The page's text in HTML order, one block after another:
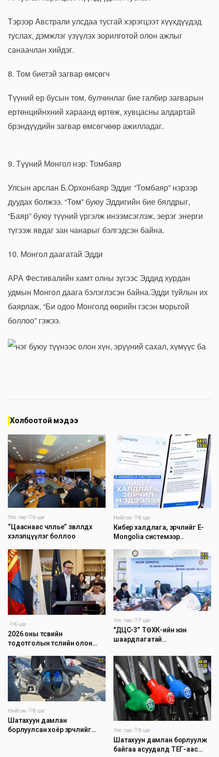
Тэрээр Австрали улсдаа тусгай хэрэгцээт хүүхдүүдэд
туслах, дэмжлэг үзүүлэх зорилготой олон ажлыг
санаачлан хийдэг.
8. Том биетэй загвар өмсөгч
Түүний ер бусын том, булчинлаг бие галбир загварын
ертөнцийнхний хараанд өртөж, хувцасны алдартай
брэндүүдийн загвар өмсөгчөөр ажилладаг.
9. Түүний Монгол нэр: Томбаяр
Улсын арслан Б.Орхонбаяр Эддиг “Томбаяр” нэрээр
дуудах болжээ. “Том” буюу Эддигийн бие бялдрыг,
“Баяр” буюу түүний үргэлж инээмсэглэж, эерэг энерги
түгээж явдаг зан чанарыг бэлгэдсэн байна.
10. Монгол даагатай Эдди
АРА Фестивалийн хамт олны зүгээс Эддид хурдан
удмын Монгол даага бэлэглэсэн байна.Эдди туйлын их
баярлаж, “Би одоо Монголд өөрийн гэсэн морьтой
боллоо” гэжээ.
Холбоотой мэдээ
Улс төр·
6 цаг
“Цааснаас чөлөөлье” зөвлөлдөх
хэлэлцүүлэг боллоо
Нийгэм·
6 цаг
Кибер халдлага, зөрчлийг E-
Mongolia системээр
боломжтой боллоо
·
6 цаг
2026 оны төсвийн
тодотголын төслийн олон
Улс төр·
7 цаг
"ДЦС-3” ТӨХК-ийн нэн
шаардлагатай
шинэчлэлийн төсвийг
шийдвэрлэхээр болов
Нийгэм·
8 цаг
Шатахуун дамлан
борлуулсан хоёр зөрчлийг
Улс төр·
9 цаг
Шатахуун дамлан борлуулж
байгаа асуудалд ТЕГ-аас